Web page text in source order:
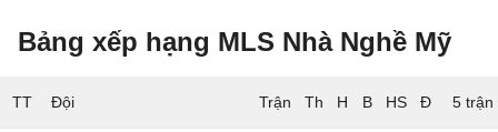
Bảng xếp hạng MLS Nhà Nghề Mỹ
TT Đội 5 trận